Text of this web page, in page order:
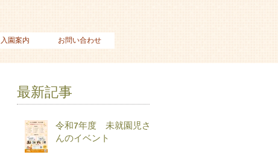
入園案内 お問い合わせ
最新記事
令和7年度 未就園児さ
んのイベント